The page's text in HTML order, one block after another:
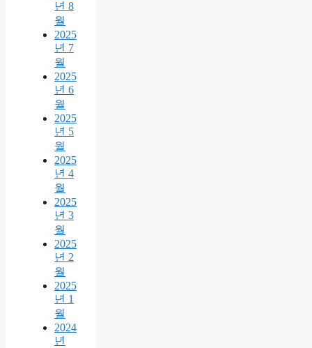
년 8
월
2025
년 7
월
2025
년 6
월
2025
년 5
월
2025
년 4
월
2025
년 3
월
2025
년 2
월
2025
년 1
월
2024
년